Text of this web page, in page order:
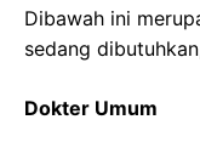
Dibawah ini
sedang
Dokter Umum